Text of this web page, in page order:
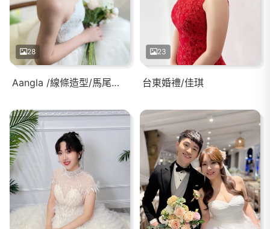
28
Aangla /線條造型/馬尾造型
23
台東婚禮/佳琪